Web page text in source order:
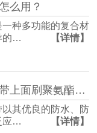
么用？
种多功能的复合材
的…
【详情】
铝箔丁基胶带上面刷聚氨酯会掉吗？
其优良的防水、防
应…
【详情】